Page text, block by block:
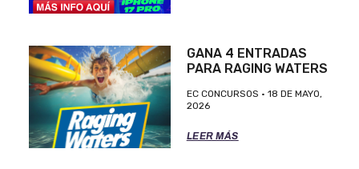
GANA 4 ENTRADAS
PARA RAGING WATERS
EC CONCURSOS
18 DE MAYO,
2026
LEER MÁS